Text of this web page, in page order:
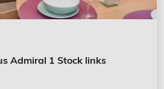
Admiral 1 Stock links